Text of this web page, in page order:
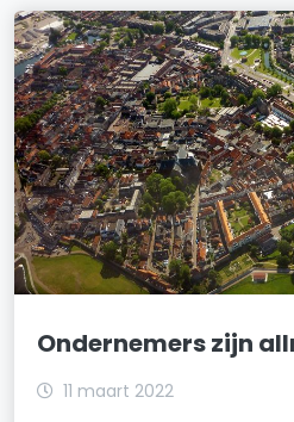
Ondernemers zijn
11 maart 2022